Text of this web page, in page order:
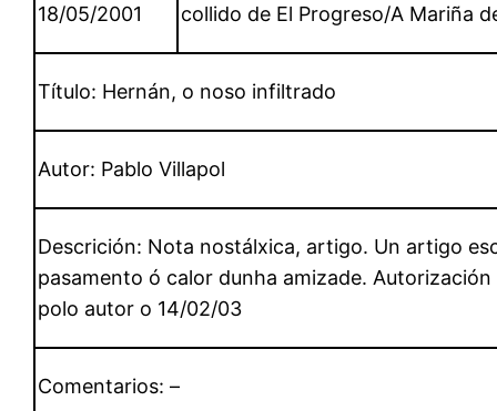
18/05/2001
collido de El Progreso/A Mariña
Título: Hernán, o noso infiltrado
Autor: Pablo Villapol
Descrición: Nota nostálxica, artigo. Un artigo
pasamento ó calor dunha amizade.
polo autor o 14/02/03
Comentarios: –